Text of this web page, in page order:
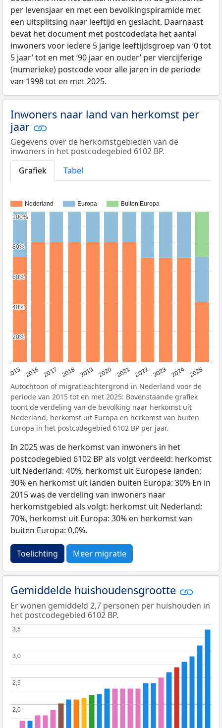
per levensjaar en met een bevolkingspiramide met
een uitsplitsing naar leeftijd en geslacht. Daarnaast
bevat het document met postcodedata het aantal
inwoners voor iedere 5 jarige leeftijdsgroep van ‘0 tot
5 jaar’ tot en met ‘90 jaar en ouder’ per viercijferige
(numerieke) postcode voor alle jaren in de periode
van 1998 tot en met 2025.
Inwoners naar land van herkomst per
jaar
Gegevens over de herkomstgebieden van de
inwoners in het postcodegebied 6102 BP.
Grafiek
Tabel
Nederland Europa Buiten Europa
2015 2016 2017 2018 2019 2020 2021 2022 2023 2024 2025
20%
20%
40%
40%
60%
60%
80%
80%
100%
100%
Autochtoon of migratieachtergrond in Nederland voor de
periode van 2015 tot en met 2025: Bovenstaande grafiek
toont de verdeling van de bevolking naar herkomst uit
Nederland, herkomst uit Europa en herkomst van buiten
Europa in het postcodegebied 6102 BP per jaar.
In 2025 was de herkomst van inwoners in het
postcodegebied 6102 BP als volgt verdeeld: herkomst
uit Nederland: 40%, herkomst uit Europese landen:
30% en herkomst uit landen buiten Europa: 30% En in
2015 was de verdeling van inwoners naar
herkomstgebied als volgt: herkomst uit Nederland:
70%, herkomst uit Europa: 30% en herkomst van
buiten Europa: 0,0%.
Toelichting Meer migratie
Gemiddelde huishoudensgrootte
Er wonen gemiddeld 2,7 personen per huishouden in
het postcodegebied 6102 BP.
2,0
2,0
2,5
2,5
3,0
3,0
3,5
3,5